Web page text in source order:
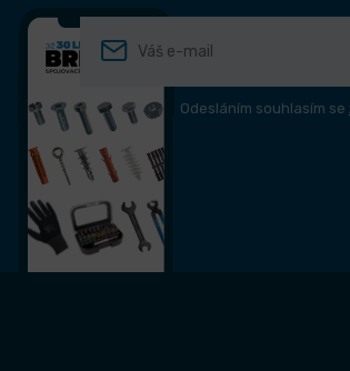
Odesláním souhlasím se